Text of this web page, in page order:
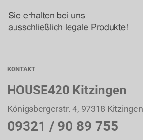
KONTAKT
HOUSE420 Kitzingen
Königsbergerstr. 4, 97318 Kitzingen
09321 / 90 89 755